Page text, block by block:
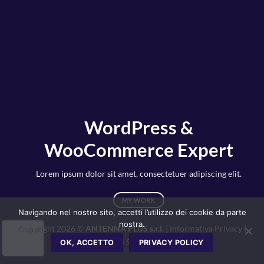
WordPress &
WooCommerce Expert
Lorem ipsum dolor sit amet, consectetuer adipiscing elit.
MY WORK
Copyright 2026 © ANTENNA PLUS s.r.l. Informativa Privacy |
Web design –Pixel Studio communication
Navigando nel nostro sito, accetti l’utilizzo dei cookie da parte
nostra.
OK, ACCETTO PRIVACY POLICY